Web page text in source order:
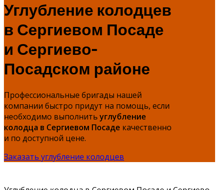
Углубление колодцев
в Сергиевом Посаде
и Сергиево-
Посадском районе
Профессиональные бригады нашей
компании быстро придут на помощь, если
необходимо выполнитьуглубление
колодца в Сергиевом Посаде качественно
и по доступной цене.
Заказать углубление колодцев